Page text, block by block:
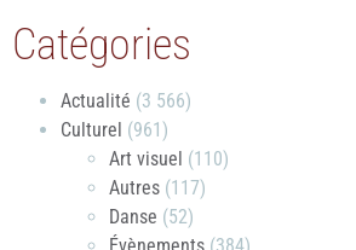
Catégories
Actualité (3 566)
Culturel (961)
Art visuel (110)
Autres (117)
Danse (52)